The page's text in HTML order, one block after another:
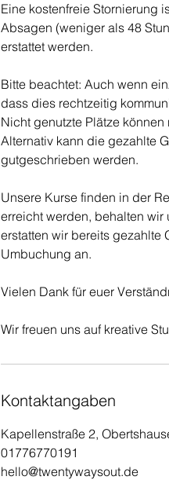
Eine kostenfreie Stornierung
Absagen (weniger als 48
erstattet werden.
Bitte beachtet: Auch wenn
dass dies rechtzeitig
Nicht genutzte Plätze
Alternativ kann die gezahlte
gutgeschrieben werden.
Unsere Kurse finden in der
erreicht werden, behalten wir
erstatten wir bereits
Umbuchung an.
Vielen Dank für euer
Wir freuen uns auf kreative
Kontaktangaben
Kapellenstraße 2,
01776770191
hello@twentywaysout.de